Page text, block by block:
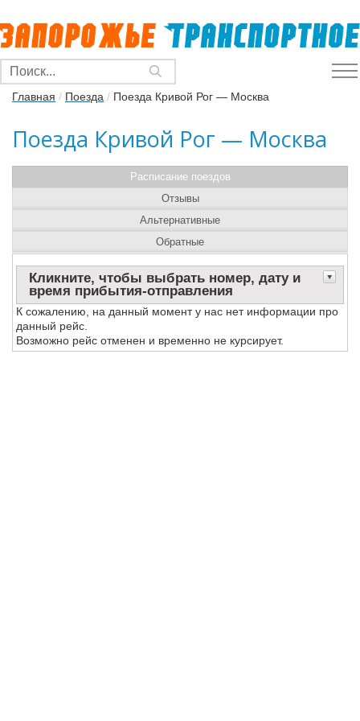
Главная / Поезда / Поезда Кривой Рог — Москва
Поезда Кривой Рог — Москва
Расписание поездов
Кликните, чтобы выбрать номер, дату и
время прибытия-отправления
К сожалению, на данный момент у нас нет информации про
данный рейс.
Возможно рейс отменен и временно не курсирует.
Отзывы
Альтернативные
Обратные